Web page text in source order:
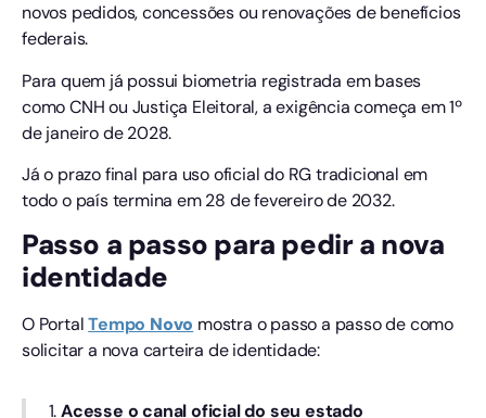
novos pedidos, concessões ou renovações de benefícios
federais.
Para quem já possui biometria registrada em bases
como CNH ou Justiça Eleitoral, a exigência começa em 1º
de janeiro de 2028.
Já o prazo final para uso oficial do RG tradicional em
todo o país termina em 28 de fevereiro de 2032.
Passo a passo para pedir a nova
identidade
O PortalTempo Novo mostra o passo a passo de como
solicitar a nova carteira de identidade:
Acesse o canal oficial do seu estado